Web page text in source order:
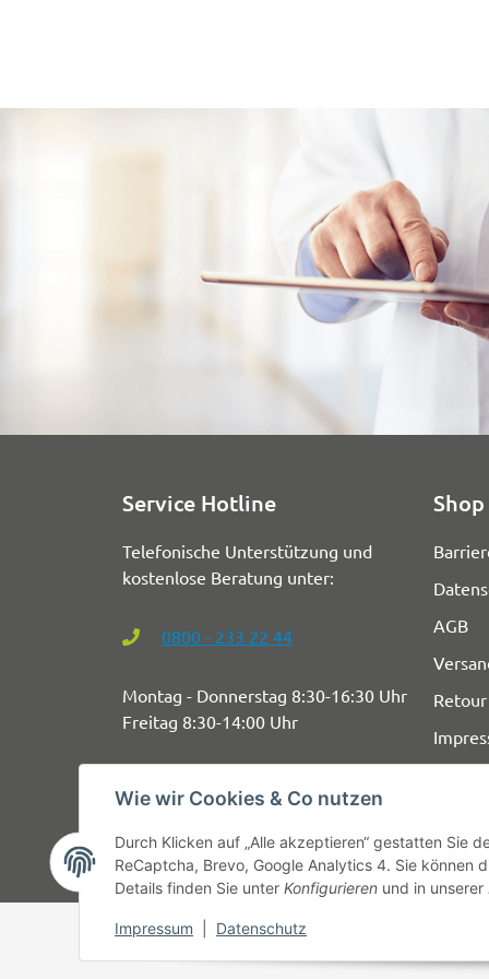
Wie wir Cookies & Co nutzen
Durch Klicken auf „Alle akzeptieren“ gestatten Sie
ReCaptcha, Brevo, Google Analytics 4. Sie können
Details finden Sie unter Konfigurieren und in unserer
Impressum Datenschutz
Service Hotline
Telefonische Unterstützung und
kostenlose Beratung unter:
0800 - 233 22 44
Montag - Donnerstag 8:30-16:30 Uhr
Freitag 8:30-14:00 Uhr
AGB
Retour